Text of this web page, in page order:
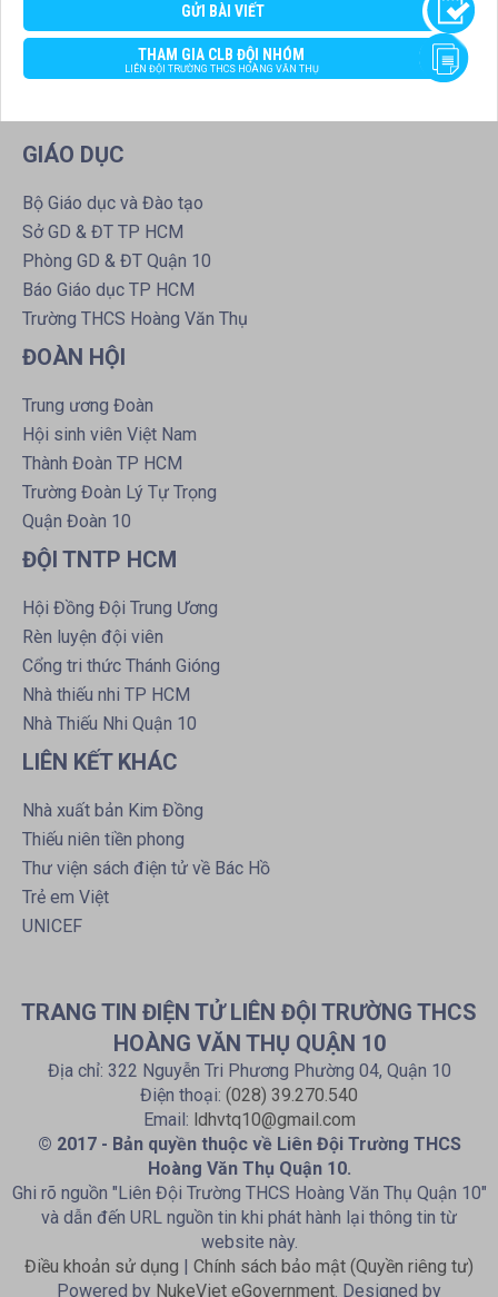
GỬI BÀI VIẾT
THAM GIA CLB ĐỘI NHÓM
LIÊN ĐỘI TRƯỜNG THCS HOÀNG VĂN THỤ
GIÁO DỤC
Bộ Giáo dục và Đào tạo
Sở GD & ĐT TP HCM
Phòng GD & ĐT Quận 10
Báo Giáo dục TP HCM
Trường THCS Hoàng Văn Thụ
ĐOÀN HỘI
Trung ương Đoàn
Hội sinh viên Việt Nam
Thành Đoàn TP HCM
Trường Đoàn Lý Tự Trọng
Quận Đoàn 10
ĐỘI TNTP HCM
Hội Đồng Đội Trung Ương
Rèn luyện đội viên
Cổng tri thức Thánh Gióng
Nhà thiếu nhi TP HCM
Nhà Thiếu Nhi Quận 10
LIÊN KẾT KHÁC
Nhà xuất bản Kim Đồng
Thiếu niên tiền phong
Thư viện sách điện tử về Bác Hồ
Trẻ em Việt
UNICEF
TRANG TIN ĐIỆN TỬ LIÊN ĐỘI TRƯỜNG THCS
HOÀNG VĂN THỤ QUẬN 10
Địa chỉ: 322 Nguyễn Tri Phương Phường 04, Quận 10
Điện thoại: (028) 39.270.540
Email: ldhvtq10@gmail.com
© 2017 - Bản quyền thuộc về Liên Đội Trường THCS
Hoàng Văn Thụ Quận 10.
Ghi rõ nguồn "Liên Đội Trường THCS Hoàng Văn Thụ Quận 10"
và dẫn đến URL nguồn tin khi phát hành lại thông tin từ
website này.
Điều khoản sử dụng | Chính sách bảo mật (Quyền riêng tư)
Powered by NukeViet eGovernment . Designed by